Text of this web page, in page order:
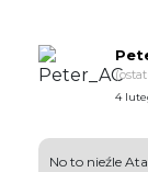
4
No to nieźle